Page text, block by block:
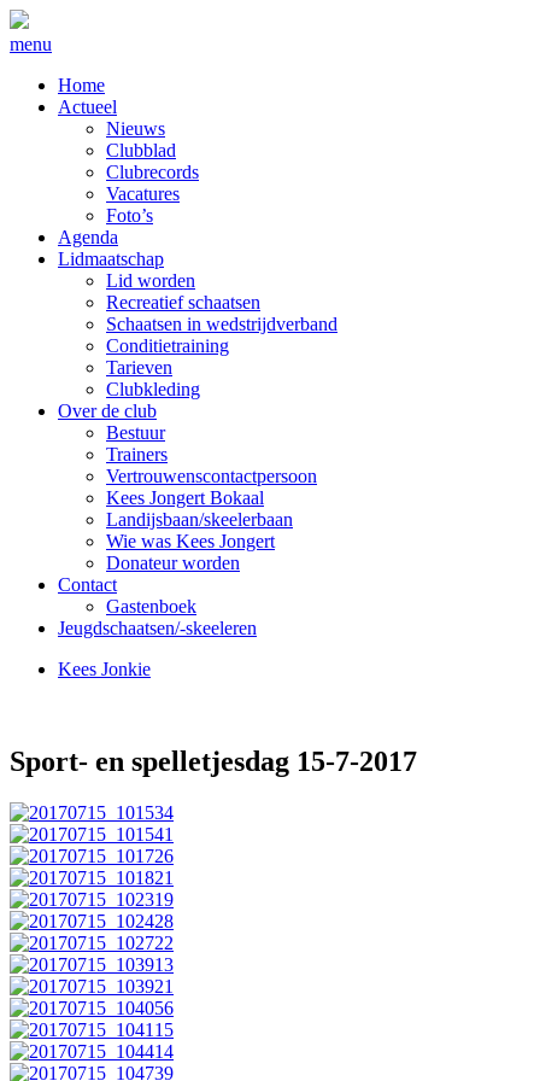
menu
Home
Actueel
Nieuws
Clubblad
Clubrecords
Vacatures
Foto’s
Agenda
Lidmaatschap
Lid worden
Recreatief schaatsen
Schaatsen in wedstrijdverband
Conditietraining
Tarieven
Clubkleding
Over de club
Bestuur
Trainers
Vertrouwenscontactpersoon
Kees Jongert Bokaal
Landijsbaan/skeelerbaan
Wie was Kees Jongert
Donateur worden
Contact
Gastenboek
Jeugdschaatsen/-skeeleren
Kees Jonkie
Sport- en spelletjesdag 15-7-2017